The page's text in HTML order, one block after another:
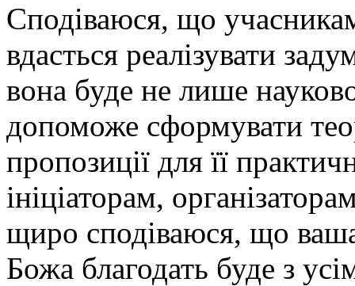
Сподіваюся, що
вдасться реалізувати
вона буде не лише
допоможе сформувати
пропозиції для її
ініціаторам,
щиро сподіваюся, що
Божа благодать буде з